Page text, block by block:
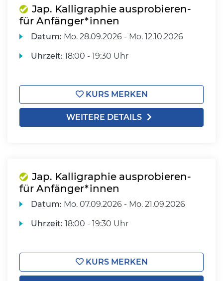
Jap. Kalligraphie ausprobieren-
für Anfänger*innen
Datum: Mo. 28.09.2026 - Mo. 12.10.2026
Uhrzeit: 18:00 - 19:30 Uhr
KURS MERKEN
WEITERE DETAILS
Jap. Kalligraphie ausprobieren-
für Anfänger*innen
Datum: Mo. 07.09.2026 - Mo. 21.09.2026
Uhrzeit: 18:00 - 19:30 Uhr
KURS MERKEN